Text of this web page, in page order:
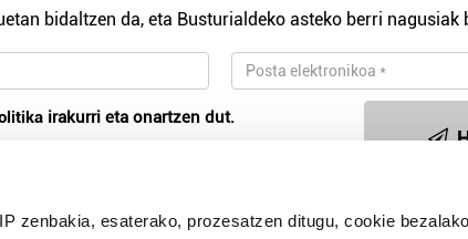
zenbakia, esaterako, prozesatzen ditugu, cookie
bidaltzen da, eta Busturialdeko asteko berri nagusiak
irakurri eta onartzen dut.